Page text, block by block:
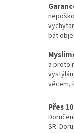
bát
a proto
věcem,
Přes
SR.